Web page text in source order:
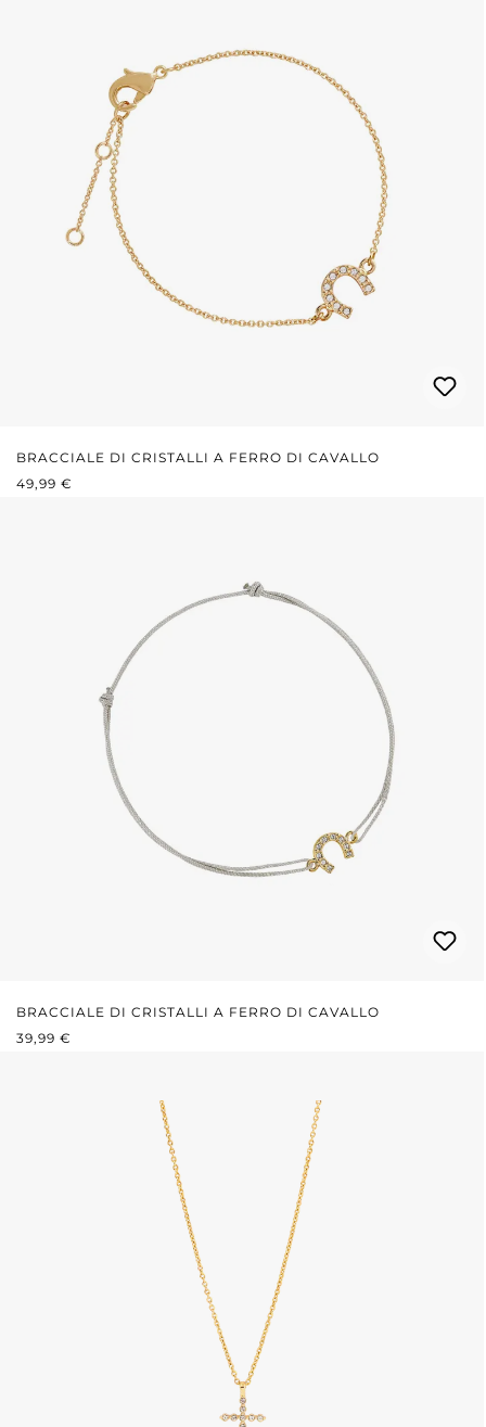
BRACCIALE DI CRISTALLI A FERRO DI CAVALLO
PREZZO NORMALE:
49,99 €
BRACCIALE DI CRISTALLI A FERRO DI CAVALLO
PREZZO NORMALE:
39,99 €